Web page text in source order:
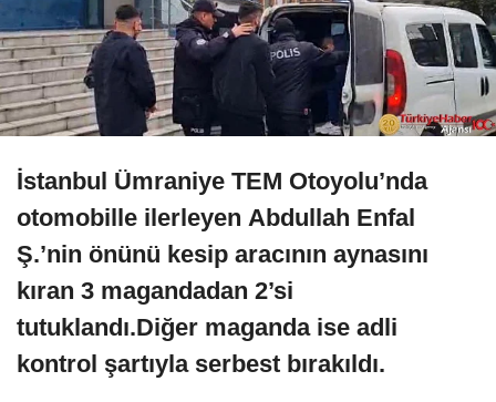
İstanbul Ümraniye TEM Otoyolu’nda
otomobille ilerleyen Abdullah Enfal
Ş.’nin önünü kesip aracının aynasını
kıran 3 magandadan 2’si
tutuklandı.Diğer maganda ise adli
kontrol şartıyla serbest bırakıldı.